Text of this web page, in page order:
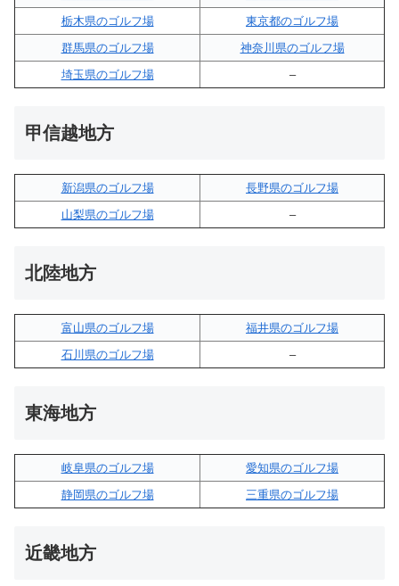
栃木県のゴルフ場
東京都のゴルフ場
群馬県のゴルフ場
神奈川県のゴルフ場
埼玉県のゴルフ場
–
甲信越地方
新潟県のゴルフ場
長野県のゴルフ場
山梨県のゴルフ場
–
北陸地方
富山県のゴルフ場
福井県のゴルフ場
石川県のゴルフ場
–
東海地方
岐阜県のゴルフ場
愛知県のゴルフ場
静岡県のゴルフ場
三重県のゴルフ場
近畿地方